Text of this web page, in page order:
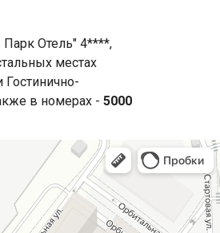
Отель" 4****,
местах
Гостинично-
в номерах - 5000